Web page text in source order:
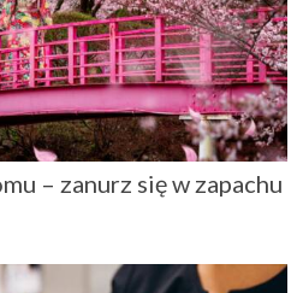
– zanurz się w zapachu